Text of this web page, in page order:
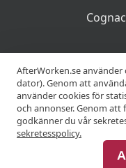
Anslut
AfterWorken.se
dator). Genom att
använder cookies för
och annonser. Genom
godkänner du vår
sekretesspolicy.